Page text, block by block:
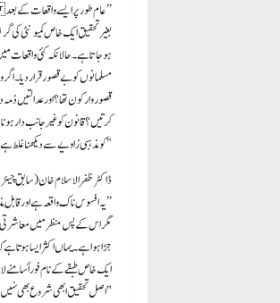
بغیر تحقیق ایک خاص کمیونٹی کی
ہو جاتا ہے۔ حالانکہ کئی واقعات
مسلمانوں کو بے قصور قرار دیا۔
قصوروار کون تھا؟ اور عدالتیں
کرتیں؟ قانون کو غیر جانب دار
کو مذہبی زاویے سے دیکھنا غلط ہے۔”
ڈاکٹر ظفرالاسلام خان (سابق
مگر اس کے پس منظر میں معاشرتی
جڑا ہوا ہے۔ یہاں اکثر ایسا ہوتا
ایک خاص طبقے کے نام فوراً سامنے
اصل تحقیق ابھی شروع بھی نہیں ہوئی ہوتی۔”